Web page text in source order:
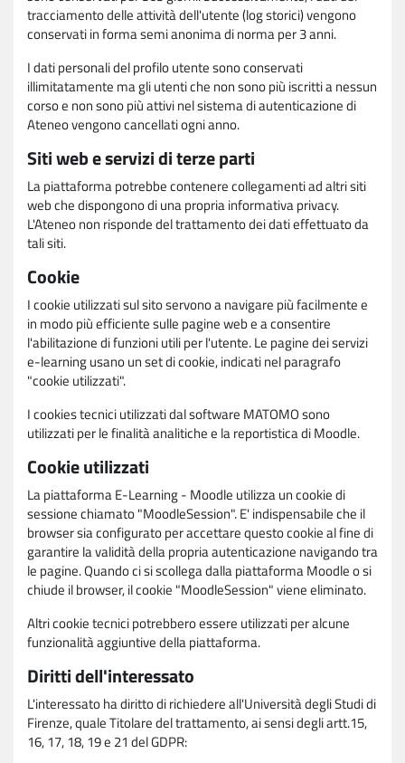
tracciamento delle attività dell'utente (log storici) vengono
conservati in forma semi anonima di norma per 3 anni.
I dati personali del profilo utente sono conservati
illimitatamente ma gli utenti che non sono più iscritti a nessun
corso e non sono più attivi nel sistema di autenticazione di
Ateneo vengono cancellati ogni anno.
Siti web e servizi di terze parti
La piattaforma potrebbe contenere collegamenti ad altri siti
web che dispongono di una propria informativa privacy.
L'Ateneo non risponde del trattamento dei dati effettuato da
tali siti.
Cookie
I cookie utilizzati sul sito servono a navigare più facilmente e
in modo più efficiente sulle pagine web e a consentire
l'abilitazione di funzioni utili per l'utente. Le pagine dei servizi
e-learning usano un set di cookie, indicati nel paragrafo
"cookie utilizzati".
I cookies tecnici utilizzati dal software MATOMO sono
utilizzati per le finalità analitiche e la reportistica di Moodle.
Cookie utilizzati
La piattaforma E-Learning - Moodle utilizza un cookie di
sessione chiamato "MoodleSession". E' indispensabile che il
browser sia configurato per accettare questo cookie al fine di
garantire la validità della propria autenticazione navigando tra
le pagine. Quando ci si scollega dalla piattaforma Moodle o si
chiude il browser, il cookie "MoodleSession" viene eliminato.
Altri cookie tecnici potrebbero essere utilizzati per alcune
funzionalità aggiuntive della piattaforma.
Diritti dell'interessato
L'interessato ha diritto di richiedere all'Università degli Studi di
Firenze, quale Titolare del trattamento, ai sensi degli artt.15,
16, 17, 18, 19 e 21 del GDPR: